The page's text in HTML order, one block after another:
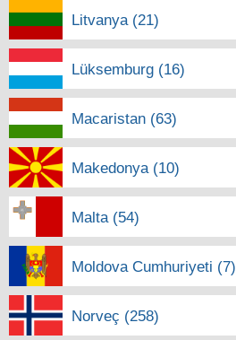
Litvanya (21)
Lüksemburg (16)
Macaristan (63)
Makedonya (10)
Malta (54)
Moldova Cumhuriyeti (7)
Norveç (258)